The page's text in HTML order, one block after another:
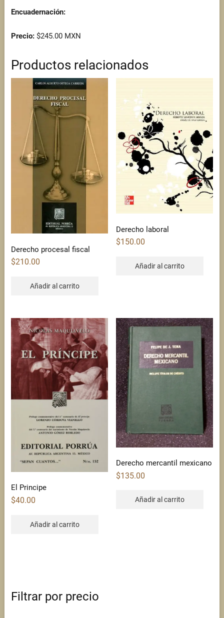
Encuadernación:
Precio:$245.00 MXN
Productos relacionados
Derecho procesal fiscal
$210.00
Añadir al carrito
Derecho laboral
$150.00
Añadir al carrito
El Principe
$40.00
Añadir al carrito
Derecho mercantil mexicano
$135.00
Añadir al carrito
Filtrar por precio